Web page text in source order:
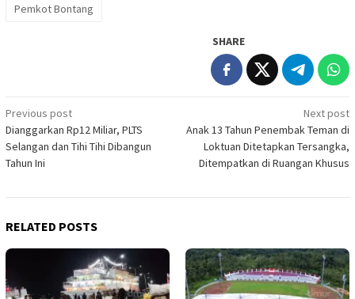
Pemkot Bontang
SHARE
Post
navigation
Previous post
Dianggarkan Rp12 Miliar, PLTS
Selangan dan Tihi Tihi Dibangun
Tahun Ini
Next post
Anak 13 Tahun Penembak Teman di
Loktuan Ditetapkan Tersangka,
Ditempatkan di Ruangan Khusus
RELATED POSTS